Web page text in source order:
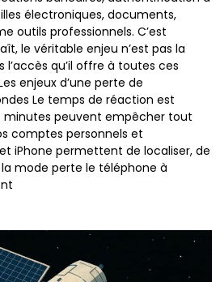
électroniques, documents,
outils professionnels. C’est
le véritable enjeu n’est pas la
l’accès qu’il offre à toutes ces
enjeux d’une perte de
Le temps de réaction est
minutes peuvent empêcher tout
comptes personnels et
iPhone permettent de localiser, de
mode perte le téléphone à